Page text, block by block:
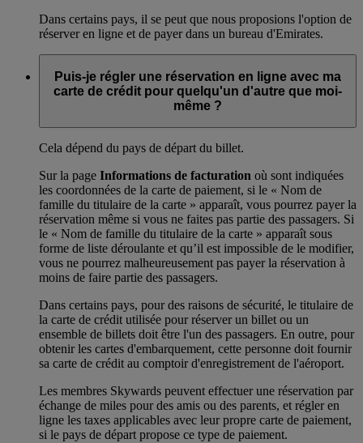
Dans certains pays, il se peut que nous proposions l'option de
réserver en ligne et de payer dans un bureau d'Emirates.
Puis-je régler une réservation en ligne avec ma
carte de crédit pour quelqu'un d'autre que moi-
même ?
Cela dépend du pays de départ du billet.
Sur la page Informations de facturation où sont indiquées
les coordonnées de la carte de paiement, si le « Nom de
famille du titulaire de la carte » apparaît, vous pourrez payer la
réservation même si vous ne faites pas partie des passagers. Si
le « Nom de famille du titulaire de la carte » apparaît sous
forme de liste déroulante et qu’il est impossible de le modifier,
vous ne pourrez malheureusement pas payer la réservation à
moins de faire partie des passagers.
Dans certains pays, pour des raisons de sécurité, le titulaire de
la carte de crédit utilisée pour réserver un billet ou un
ensemble de billets doit être l'un des passagers. En outre, pour
obtenir les cartes d'embarquement, cette personne doit fournir
sa carte de crédit au comptoir d'enregistrement de l'aéroport.
Les membres Skywards peuvent effectuer une réservation par
échange de miles pour des amis ou des parents, et régler en
ligne les taxes applicables avec leur propre carte de paiement,
si le pays de départ propose ce type de paiement.